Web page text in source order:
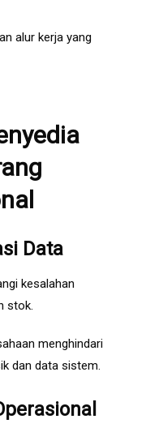
alur kerja yang
Data
kesalahan
stok.
menghindari
dan data sistem.